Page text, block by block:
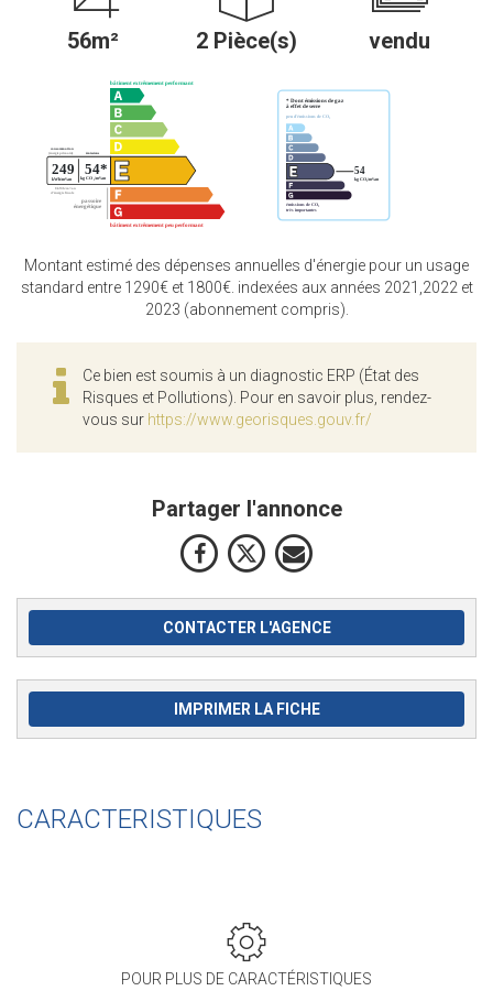
56m² 2 Pièce(s) vendu
Montant estimé des dépenses annuelles d'énergie pour un usage
standard entre 1290€ et 1800€. indexées aux années 2021,2022 et
2023 (abonnement compris).
Ce bien est soumis à un diagnostic ERP (État des
Risques et Pollutions). Pour en savoir plus, rendez-
vous sur https://www.georisques.gouv.fr/
Partager l'annonce
CONTACTER L'AGENCE
IMPRIMER LA FICHE
CARACTERISTIQUES
POUR PLUS DE CARACTÉRISTIQUES